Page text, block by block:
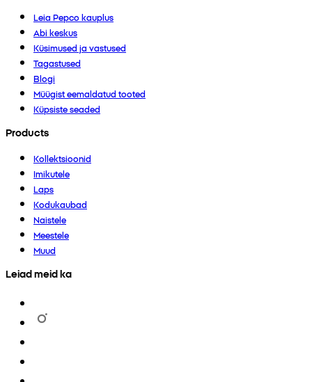
Leia Pepco kauplus
Abi keskus
Küsimused ja vastused
Tagastused
Blogi
Müügist eemaldatud tooted
Küpsiste seaded
Products
Kollektsioonid
Imikutele
Laps
Kodukaubad
Naistele
Meestele
Muud
Leiad meid ka